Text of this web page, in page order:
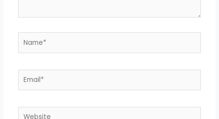
Name*
Email*
Website